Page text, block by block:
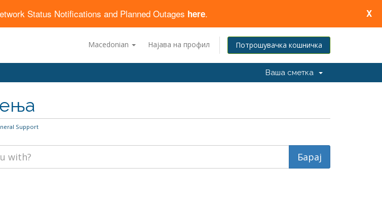
Status Notifications and Planned Outages here. X
Macedonian Најава на профил Потрошувачка кошничка
Ваша сметка
Support